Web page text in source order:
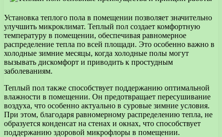
Установка теплого пола в помещении позволяет значительно
улучшить микроклимат. Теплый пол создает комфортную
температуру в помещении, обеспечивая равномерное
распределение тепла по всей площади. Это особенно важно в
холодные зимние месяцы, когда холодные полы могут
вызывать дискомфорт и приводить к простудным
заболеваниям.
Теплый пол также способствует поддержанию оптимальной
влажности в помещении. Он предотвращает пересушивание
воздуха, что особенно актуально в суровые зимние условия.
При этом, благодаря равномерному распределению тепла, не
образуется конденсат на стенах и окнах, что способствует
поддержанию здоровой микрофлоры в помещении.